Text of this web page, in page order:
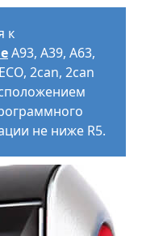
к
A93, A39, A63,
2can, 2can
не ниже R5.